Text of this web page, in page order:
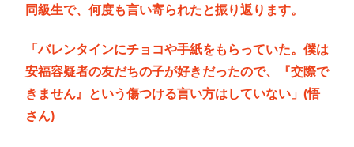
同級生で、何度も言い寄られたと振り返ります。
「バレンタインにチョコや手紙をもらっていた。僕は
安福容疑者の友だちの子が好きだったので、『交際で
きません』という傷つける言い方はしていない」(悟
さん)